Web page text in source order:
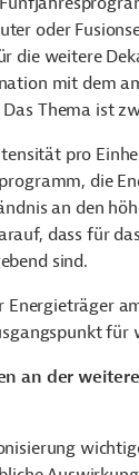
oder
die weitere
mit dem
Thema ist
pro
die
an den
dass für
sind.
für
an der